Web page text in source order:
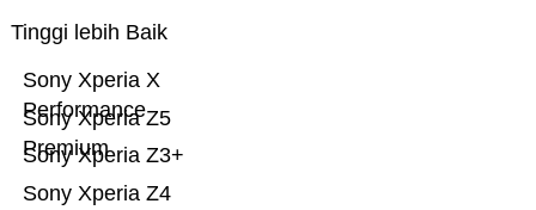
Tinggi lebih Baik
Sony Xperia Z4
Sony Xperia Z3+
Sony Xperia Z5
Premium
Sony Xperia X
Performance